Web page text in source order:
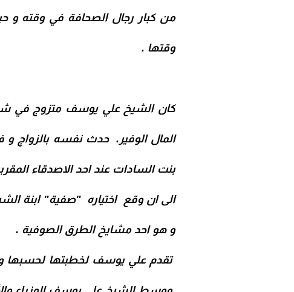
من كبار رجال الصحافة في وقته و
وقتها .
كان الشيخ علي يوسف متزوج في
المال الوفير. حدث نفسه بالزواج
بنت السادات عند احد الاصدقاء
الى ان وقع اختياره "صفية" ابنة
و هو احد مشايخ الطرق الصوفية .
تقدم علي يوسف لخطبتها لحسبها